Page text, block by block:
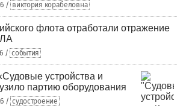
/ виктория корабеловна
флота отработали отражение
/ события
устройства и
партию оборудования
/ судостроение